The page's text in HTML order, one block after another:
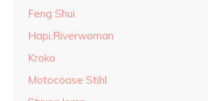
Feng Shui
Hapi.Riverwoman
Kroko
Motocoase Stihl